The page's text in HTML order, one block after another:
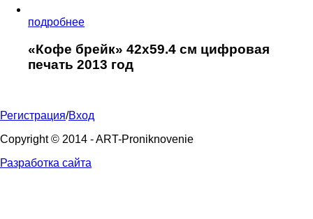
подробнее
«Кофе брейк» 42x59.4 см цифровая
печать 2013 год
Регистрация/Вход
Copyright © 2014 - ART-Proniknovenie
Разработка сайта